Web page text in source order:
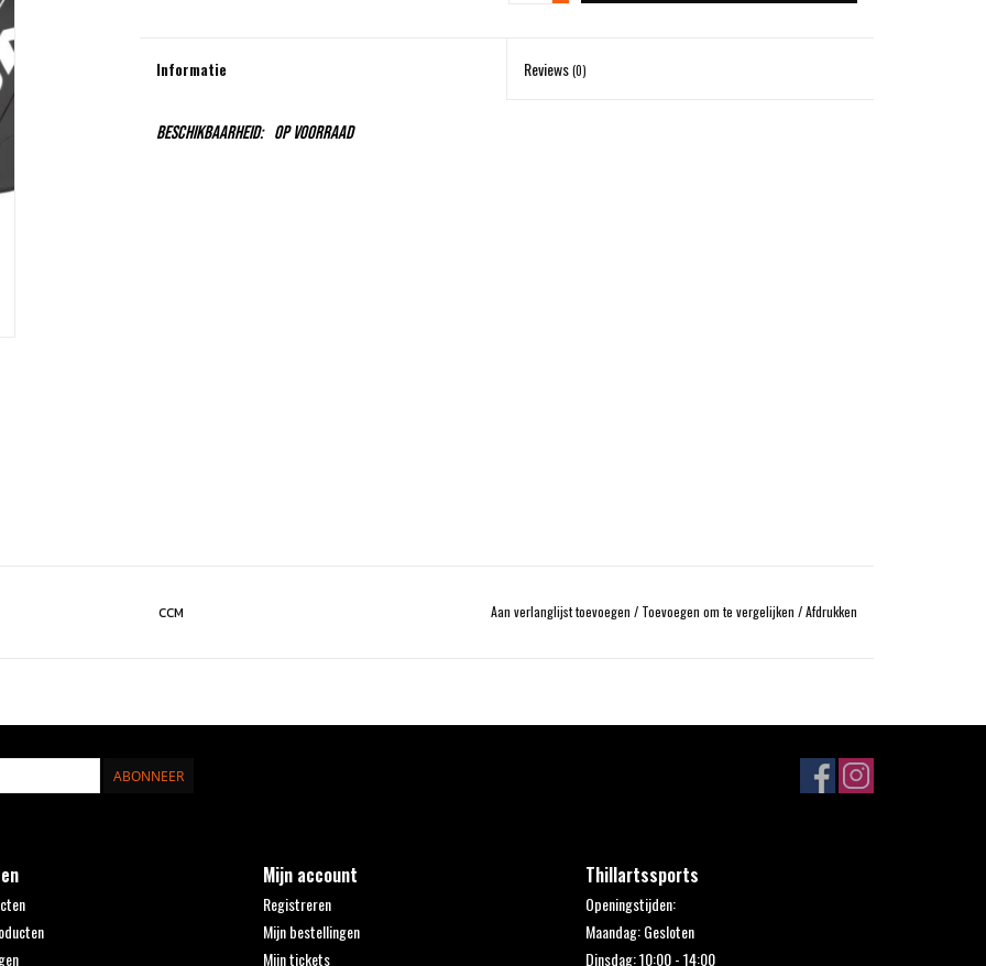
Informatie Reviews(0)
Beschikbaarheid: Op voorraad
CCM Aan verlanglijst toevoegen / Toevoegen om te vergelijken /Afdrukken
ABONNEER
Mijn account
Registreren
Mijn bestellingen
Mijn tickets
Thillartssports
Openingstijden:
Maandag: Gesloten
Dinsdag: 10:00 - 14:00